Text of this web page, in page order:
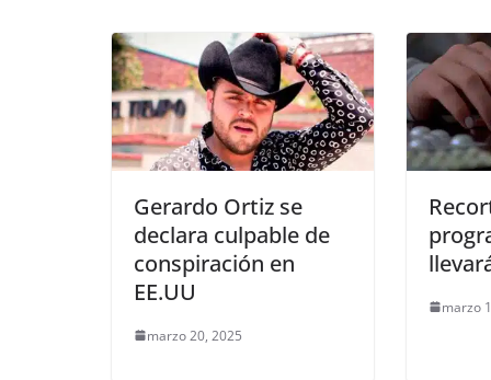
Gerardo Ortiz se
declara culpable de
conspiración en
EE.UU
marzo 20, 2025
marzo